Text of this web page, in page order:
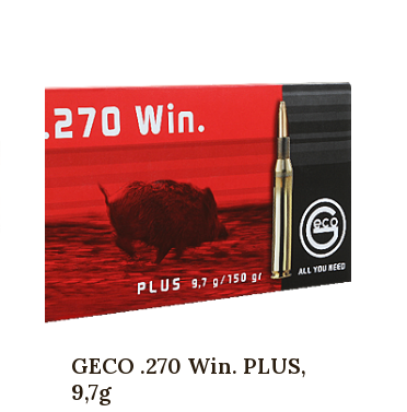
GECO .270 Win. PLUS,
9,7g